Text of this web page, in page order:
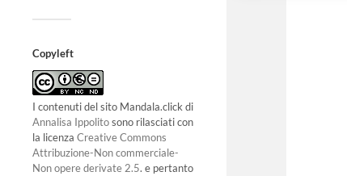
Copyleft
I contenuti del sito Mandala.click di
Annalisa Ippolitosono rilasciati con
la licenza Creative Commons
Attribuzione-Non commerciale-
Non opere derivate 2.5. e pertanto